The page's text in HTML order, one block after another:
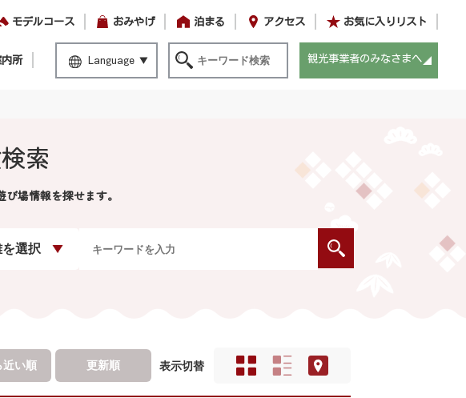
モデルコース おみやげ 泊まる アクセス お気に入りリスト
所 Language 観光事業者のみなさまへ
索
場情報を探せます。
選択
近い順 更新順 表示切替